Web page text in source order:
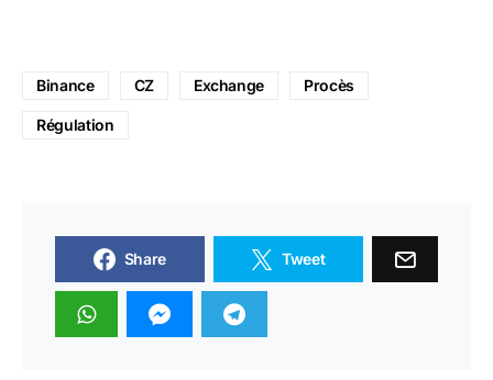
Binance CZ Exchange Procès
Régulation
Share Tweet